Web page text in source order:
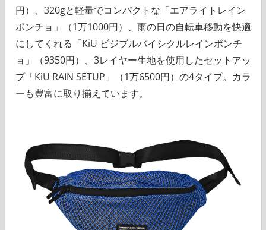
円）、320gと軽量でコンパクトな「エアライトレイン
ポンチョ」（1万1000円）、雨の日の自転車移動を快適
にしてくれる「KiU ビジブルバイシクルレインポンチ
ョ」（9350円）、3レイヤー生地を使用したセットアッ
プ「KiU RAIN SETUP」（1万6500円）の4タイプ。カラ
ーも豊富に取り揃えています。